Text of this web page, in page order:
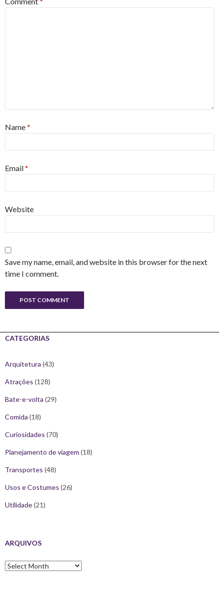
Name*
Email*
Website
Save my name, email, and website in this browser for the next
time I comment.
CATEGORIAS
Arquitetura (43)
Atrações (128)
Bate-e-volta (29)
Comida (18)
Curiosidades (70)
Planejamento de viagem (18)
Transportes (48)
Usos e Costumes (26)
Utilidade(21)
ARQUIVOS
Arquivos